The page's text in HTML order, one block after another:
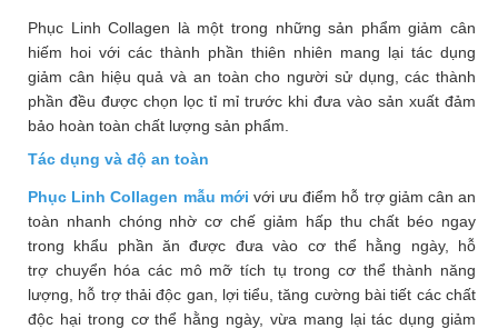
Phục Linh Collagen là một trong những sản phẩm giảm cân
hiếm hoi với các thành phần thiên nhiên mang lại tác dụng
giảm cân hiệu quả và an toàn cho người sử dụng, các thành
phần đều được chọn lọc tỉ mỉ trước khi đưa vào sản xuất đảm
bảo hoàn toàn chất lượng sản phẩm.
Tác dụng và độ an toàn
Phục Linh Collagen mẫu mới với ưu điểm hỗ trợ giảm cân an
toàn nhanh chóng nhờ cơ chế giảm hấp thu chất béo ngay
trong khẩu phần ăn được đưa vào cơ thể hằng ngày, hỗ
trợ chuyển hóa các mô mỡ tích tụ trong cơ thể thành năng
lượng, hỗ trợ thải độc gan, lợi tiểu, tăng cường bài tiết các chất
độc hại trong cơ thể hằng ngày, vừa mang lại tác dụng giảm